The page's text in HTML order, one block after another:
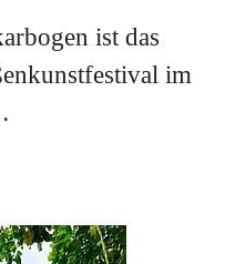
ist das
im